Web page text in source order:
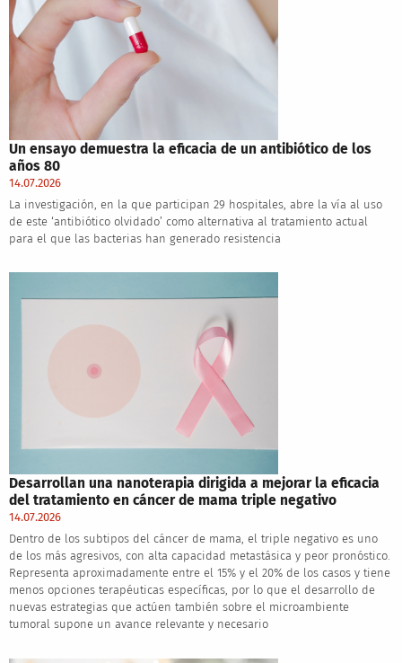
Un ensayo demuestra la eficacia de un antibiótico de los
años 80
14.07.2026
La investigación, en la que participan 29 hospitales, abre la vía al uso
de este ‘antibiótico olvidado’ como alternativa al tratamiento actual
para el que las bacterias han generado resistencia
Desarrollan una nanoterapia dirigida a mejorar la eficacia
del tratamiento en cáncer de mama triple negativo
14.07.2026
Dentro de los subtipos del cáncer de mama, el triple negativo es uno
de los más agresivos, con alta capacidad metastásica y peor pronóstico.
Representa aproximadamente entre el 15% y el 20% de los casos y tiene
menos opciones terapéuticas específicas, por lo que el desarrollo de
nuevas estrategias que actúen también sobre el microambiente
tumoral supone un avance relevante y necesario